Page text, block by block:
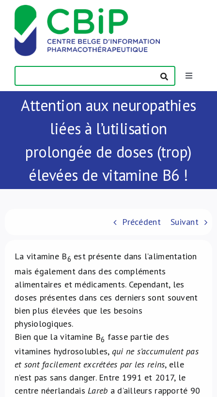
Passer
contenu
Toggle
Actualités
Publications
NL
Attention aux neuropathies
liées à l’utilisation
prolongée de doses (trop)
élevées de vitamine B6 !
Précédent Suivant
La vitamine B6 est présente dans l’alimentation
mais également dans des compléments
alimentaires et médicaments. Cependant, les
doses présentes dans ces derniers sont souvent
bien plus élevées que les besoins
physiologiques.
Bien que la vitamine B6 fasse partie des
vitamines hydrosolubles, qui ne s’accumulent pas
et sont facilement excrétées par les reins, elle
n’est pas sans danger. Entre 1991 et 2017, le
centre néerlandaisLareb a d’ailleurs rapporté 90